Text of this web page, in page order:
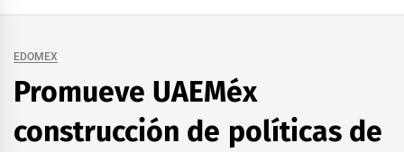
EDOMEX
Promueve UAEMéx
construcción de políticas de